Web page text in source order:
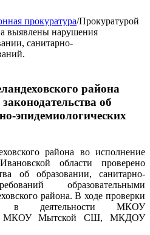
прокуратура/Прокуратурой
выявлены нарушения
санитарно-
района
об
эпидемиологических
района во исполнение
области проверено
об образовании, санитарно-
образовательными
района. В ходе проверки
в деятельности МКОУ
МКОУ Мытской СШ, МКДОУ